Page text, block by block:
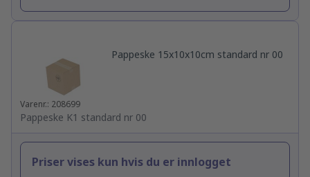
Pappeske 15x10x10cm standard nr 00
Varenr.: 208699
Pappeske K1 standard nr 00
Priser vises kun hvis du er innlogget